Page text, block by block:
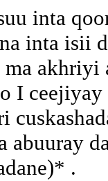
inta
inta isii
akhriyi
I
abuuray
.